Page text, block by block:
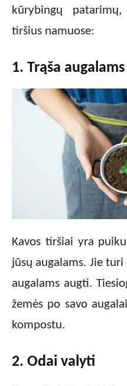
kūrybingų
tiršius namuose:
1. Trąša augalams
Kavos tiršiai yra
jūsų augalams. Jie
augalams augti.
žemės po savo
kompostu.
2. Odai valyti